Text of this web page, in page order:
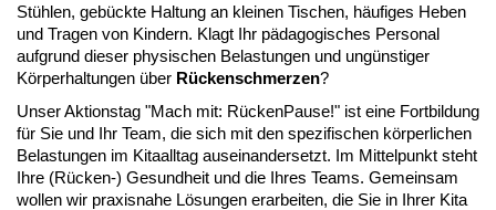
Stühlen, gebückte Haltung an kleinen Tischen, häufiges Heben
und Tragen von Kindern. Klagt Ihr pädagogisches Personal
aufgrund dieser physischen Belastungen und ungünstiger
Körperhaltungen über Rückenschmerzen?
Unser Aktionstag "Mach mit: RückenPause!" ist eine Fortbildung
für Sie und Ihr Team, die sich mit den spezifischen körperlichen
Belastungen im Kitaalltag auseinandersetzt. Im Mittelpunkt steht
Ihre (Rücken-) Gesundheit und die Ihres Teams. Gemeinsam
wollen wir praxisnahe Lösungen erarbeiten, die Sie in Ihrer Kita